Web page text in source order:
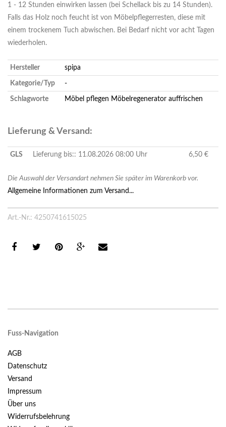
1 - 12 Stunden einwirken lassen (bei Schellack bis zu 14 Stunden).
Falls das Holz noch feucht ist von Möbelpflegerresten, diese mit
einem trockenem Tuch abwischen. Bei Bedarf nicht vor acht Tagen
wiederholen.
Hersteller spipa
Kategorie/Typ -
Schlagworte Möbel pflegen Möbelregenerator auffrischen
Lieferung & Versand:
GLS Lieferung bis:: 11.08.2026 08:00 Uhr 6,50 €
Die Auswahl der Versandart nehmen Sie später im Warenkorb vor.
Allgemeine Informationen zum Versand...
Art.-Nr.: 4250741615025
Fuss-Navigation
AGB
Datenschutz
Versand
Impressum
Über uns
Widerrufsbelehrung